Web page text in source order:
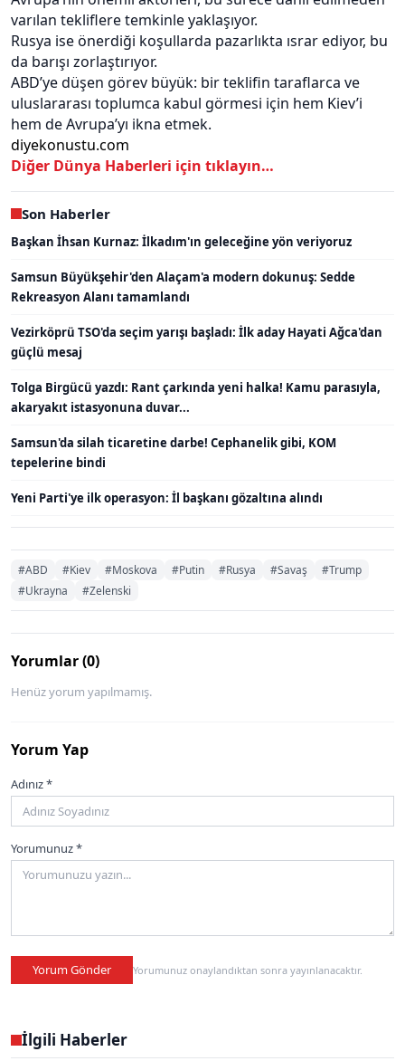
varılan tekliflere temkinle yaklaşıyor.
Rusya ise önerdiği koşullarda pazarlıkta ısrar ediyor, bu
da barışı zorlaştırıyor.
ABD’ye düşen görev büyük: bir teklifin taraflarca ve
uluslararası toplumca kabul görmesi için hem Kiev’i
hem de Avrupa’yı ikna etmek.
diyekonustu.com
Diğer Dünya Haberleri için tıklayın…
Son Haberler
Başkan İhsan Kurnaz: İlkadım'ın geleceğine yön veriyoruz
Samsun Büyükşehir'den Alaçam'a modern dokunuş: Sedde
Rekreasyon Alanı tamamlandı
Vezirköprü TSO'da seçim yarışı başladı: İlk aday Hayati Ağca'dan
güçlü mesaj
Tolga Birgücü yazdı: Rant çarkında yeni halka! Kamu parasıyla,
akaryakıt istasyonuna duvar...
Samsun'da silah ticaretine darbe! Cephanelik gibi, KOM
tepelerine bindi
Yeni Parti'ye ilk operasyon: İl başkanı gözaltına alındı
#ABD #Kiev #Moskova #Putin #Rusya #Savaş
#Trump
#Ukrayna
#Zelenski
Yorumlar (0)
Henüz yorum yapılmamış.
Yorum Yap
Adınız *
Yorumunuz *
Yorum Gönder Yorumunuz onaylandıktan sonra yayınlanacaktır.
İlgili Haberler